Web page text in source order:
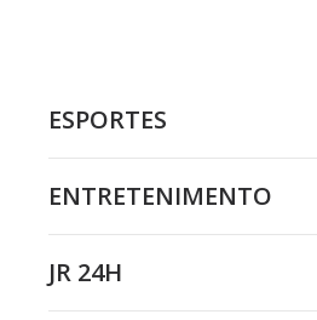
ESPORTES
ENTRETENIMENTO
JR 24H